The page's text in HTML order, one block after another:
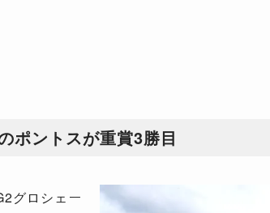
ポントスが重賞3勝目
グロシェー